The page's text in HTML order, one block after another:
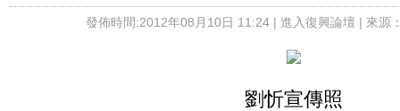
發佈時間:2012年08月10日 11:24 | 進入復興論壇 | 來源
劉忻宣傳照